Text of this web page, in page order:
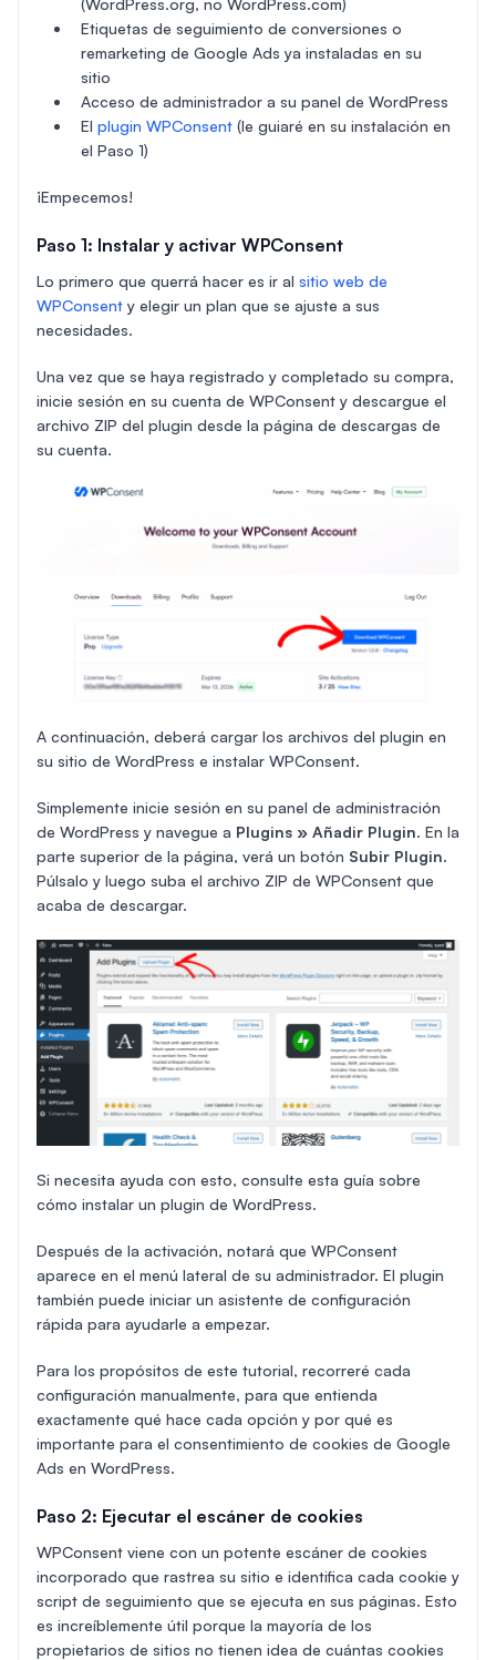
Etiquetas de seguimiento de conversiones o
remarketing de Google Ads ya instaladas en su
sitio
Acceso de administrador a su panel de WordPress
El plugin WPConsent (le guiaré en su instalación en
el Paso 1)
¡Empecemos!
Paso 1: Instalar y activar WPConsent
Lo primero que querrá hacer es ir al sitio web de
WPConsent y elegir un plan que se ajuste a sus
necesidades.
Una vez que se haya registrado y completado su compra,
inicie sesión en su cuenta de WPConsent y descargue el
archivo ZIP del plugin desde la página de descargas de
su cuenta.
A continuación, deberá cargar los archivos del plugin en
su sitio de WordPress e instalar WPConsent.
Simplemente inicie sesión en su panel de administración
de WordPress y navegue a Plugins » Añadir Plugin. En la
parte superior de la página, verá un botón Subir Plugin.
Púlsalo y luego suba el archivo ZIP de WPConsent que
acaba de descargar.
Si necesita ayuda con esto, consulte esta guía sobre
cómo instalar un plugin de WordPress.
Después de la activación, notará que WPConsent
aparece en el menú lateral de su administrador. El plugin
también puede iniciar un asistente de configuración
rápida para ayudarle a empezar.
Para los propósitos de este tutorial, recorreré cada
configuración manualmente, para que entienda
exactamente qué hace cada opción y por qué es
importante para el consentimiento de cookies de Google
Ads en WordPress.
Paso 2: Ejecutar el escáner de cookies
WPConsent viene con un potente escáner de cookies
incorporado que rastrea su sitio e identifica cada cookie y
script de seguimiento que se ejecuta en sus páginas. Esto
es increíblemente útil porque la mayoría de los
propietarios de sitios no tienen idea de cuántas cookies